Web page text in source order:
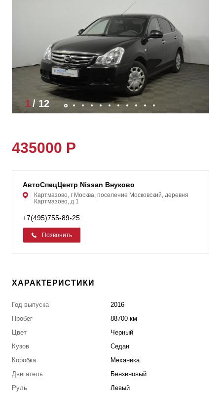
1/12
435000 Р
АвтоСпецЦентр Nissan Внуково
Картмазово, г Москва, поселение Московский, деревня
Картмазово, д 1
+7(495)755-89-25
Позвонить
ХАРАКТЕРИСТИКИ
Год выпуска
2016
Пробег
88700 км
Цвет
Черный
Кузов
Седан
Коробка
Механика
Двигатель
Бензиновый
Руль
Левый